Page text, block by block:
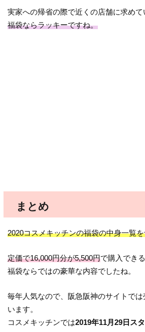
実家への帰省の際で近くの店舗に求め
福袋ならラッキーですね。
まとめ
2020コスメキッチンの福袋の中身一覧
定価で16,000円分が5,500円で購入できる
福袋ならではの豪華な内容でしたね。
毎年人気なので、阪急阪神のサイトで
います。
コスメキッチンでは2019年11月29日ス